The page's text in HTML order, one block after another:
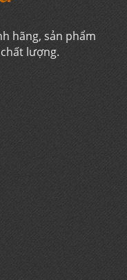
hãng, sản phẩm
lượng.